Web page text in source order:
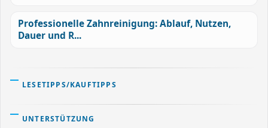
Professionelle Zahnreinigung: Ablauf, Nutzen,
Dauer und R...
LESETIPPS/KAUFTIPPS
UNTERSTÜTZUNG